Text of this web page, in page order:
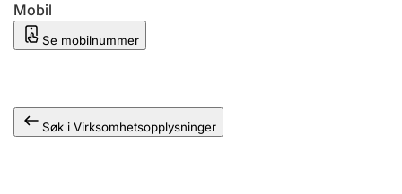
Andre tema
Mobil
Se mobilnummer
Søk i Virksomhetsopplysninger